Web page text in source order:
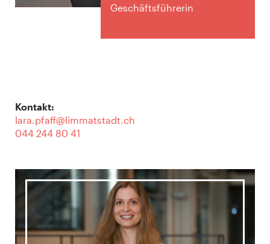
Geschäftsführerin
Kontakt:
lara.pfaff@limmatstadt.ch
044 244 80 41